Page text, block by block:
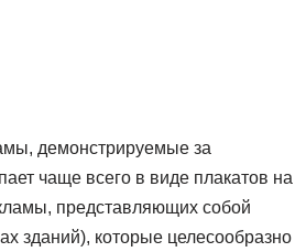
демонстрируемые за
чаще всего в виде плакатов на
представляющих собой
зданий), которые целесообразно